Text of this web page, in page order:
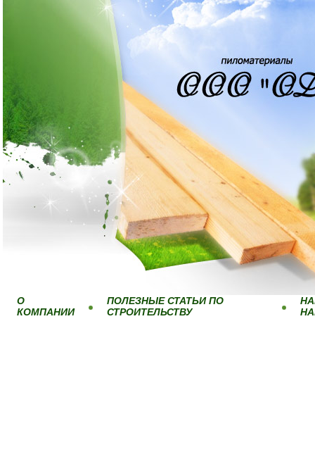
О
КОМПАНИИ
ПОЛЕЗНЫЕ СТАТЬИ ПО
СТРОИТЕЛЬСТВУ